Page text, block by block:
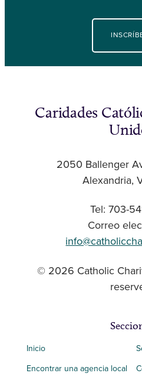
Caridades
2050 Ballenger
Alexandria,
Tel: 703-
Correo
© 2026 Catholic
Inicio
Encontrar una agencia local